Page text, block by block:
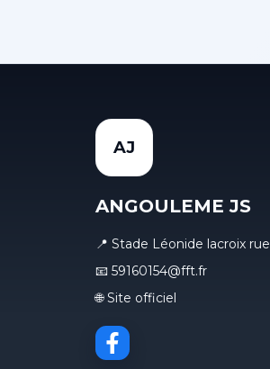
AJ
ANGOULEME JS
📍 Stade Léonide lacroix
📧 59160154@fft.fr
🌐 Site officiel